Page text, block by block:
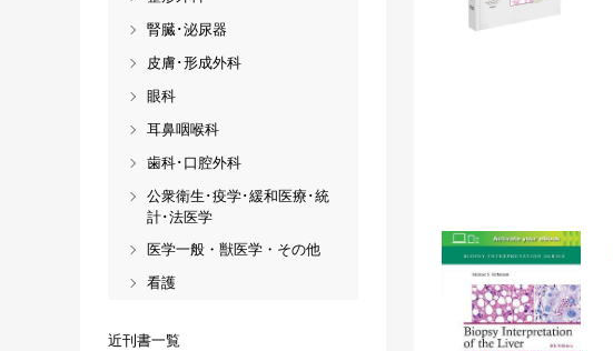
腎臓･泌尿器
皮膚･形成外科
眼科
耳鼻咽喉科
歯科･口腔外科
公衆衛生･疫学･緩和医療･統
計･法医学
医学一般・獣医学・その他
看護
近刊書一覧